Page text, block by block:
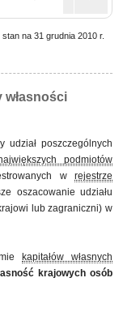
stan na 31 grudnia 2010 r.
własności
udział poszczególnych
podmiotów
w rejestrze
oszacowanie udziału
lub zagraniczni) w
kapitałów własnych
krajowych osób